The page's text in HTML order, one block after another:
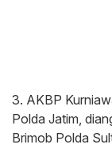
3. AKBP
Polda Jatim,
Brimob Polda